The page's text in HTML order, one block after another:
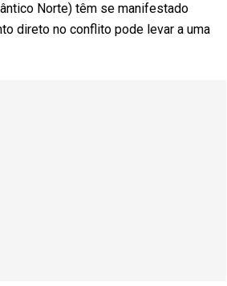
Norte) têm se manifestado
direto no conflito pode levar a uma